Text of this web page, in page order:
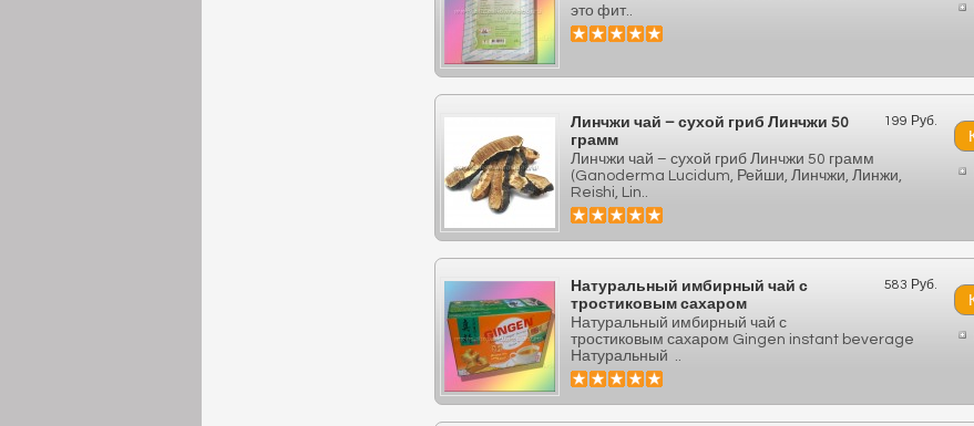
это фит..
199 Руб.
Линчжи чай – сухой гриб Линчжи 50
грамм
Линчжи чай – сухой гриб Линчжи 50 грамм
(Ganoderma Lucidum, Рейши, Линчжи, Линжи,
Reishi, Lin..
583 Руб.
Натуральный имбирный чай с
тростиковым сахаром
Натуральный имбирный чай с
тростиковым сахаром Gingen instant beverage
Натуральный ..